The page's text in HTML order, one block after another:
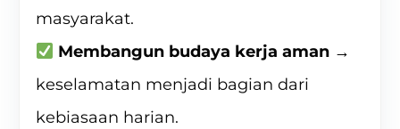
masyarakat.
Membangun budaya kerja aman →
keselamatan menjadi bagian dari
kebiasaan harian.